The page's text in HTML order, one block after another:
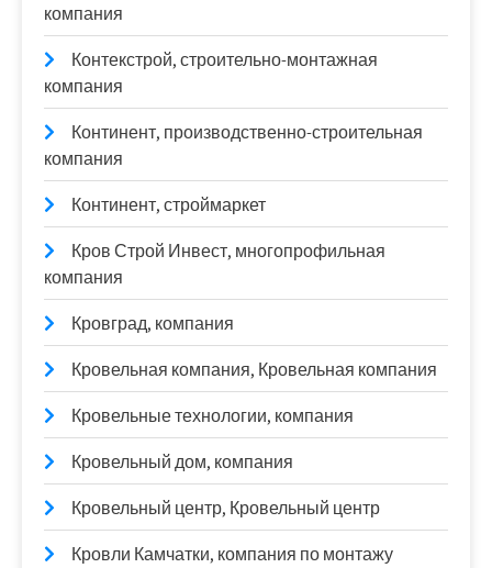
компания
Контекстрой, строительно-монтажная
компания
Континент, производственно-строительная
компания
Континент, строймаркет
Кров Строй Инвест, многопрофильная
компания
Кровград, компания
Кровельная компания, Кровельная компания
Кровельные технологии, компания
Кровельный дом, компания
Кровельный центр, Кровельный центр
Кровли Камчатки, компания по монтажу